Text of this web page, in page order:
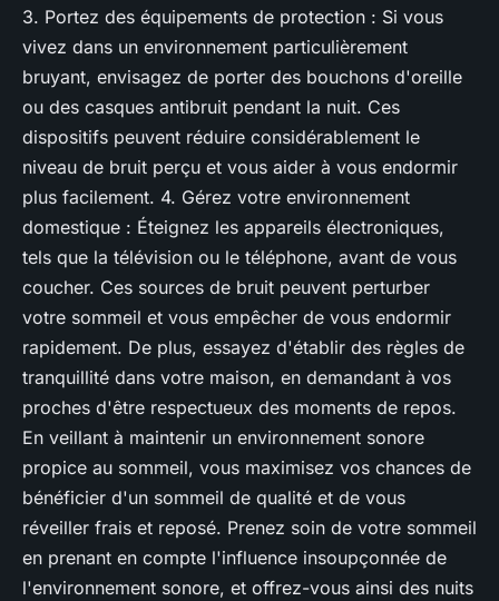
3. Portez des équipements de protection : Si vous
vivez dans un environnement particulièrement
bruyant, envisagez de porter des bouchons d'oreille
ou des casques antibruit pendant la nuit. Ces
dispositifs peuvent réduire considérablement le
niveau de bruit perçu et vous aider à vous endormir
plus facilement. 4. Gérez votre environnement
domestique : Éteignez les appareils électroniques,
tels que la télévision ou le téléphone, avant de vous
coucher. Ces sources de bruit peuvent perturber
votre sommeil et vous empêcher de vous endormir
rapidement. De plus, essayez d'établir des règles de
tranquillité dans votre maison, en demandant à vos
proches d'être respectueux des moments de repos.
En veillant à maintenir un environnement sonore
propice au sommeil, vous maximisez vos chances de
bénéficier d'un sommeil de qualité et de vous
réveiller frais et reposé. Prenez soin de votre sommeil
en prenant en compte l'influence insoupçonnée de
l'environnement sonore, et offrez-vous ainsi des nuits